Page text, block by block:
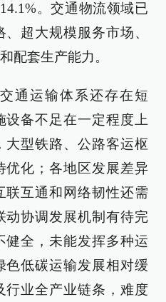
。交通物流领域已
超大规模服务市场、
配套生产能力。
通运输体系还存在短
备不足在一定程度上
大型铁路、公路客运枢
优化；各地区发展差异
联互通和网络韧性还需
动协调发展机制有待完
健全，未能发挥多种运
色低碳运输发展相对缓
行业全产业链条，难度